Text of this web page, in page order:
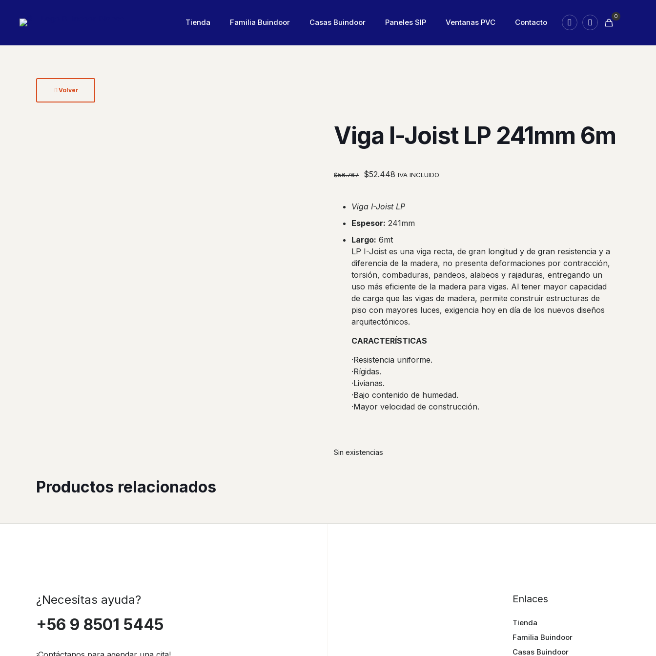
Tienda Familia Buindoor Casas Buindoor Paneles SIP Ventanas PVC Contacto
0
Volver
Viga I-Joist LP 241mm 6m
$56.767
El
era:
$56.767.
$52.448 El
es:
$52.448.
IVA INCLUIDO
Viga I-Joist LP
Espesor: 241mm
Largo: 6mt
LP I-Joist es una viga recta, de gran longitud y de gran resistencia y a
diferencia de la madera, no presenta deformaciones por contracción,
torsión, combaduras, pandeos, alabeos y rajaduras, entregando un
uso más eficiente de la madera para vigas. Al tener mayor capacidad
de carga que las vigas de madera, permite construir estructuras de
piso con mayores luces, exigencia hoy en día de los nuevos diseños
arquitectónicos.
CARACTERÍSTICAS
·Resistencia uniforme.
·Rígidas.
·Livianas.
·Bajo contenido de humedad.
·Mayor velocidad de construcción.
Sin existencias
Productos relacionados
¿Necesitas ayuda?
+56 9 8501 5445
Enlaces
Tienda
Familia Buindoor
Casas Buindoor